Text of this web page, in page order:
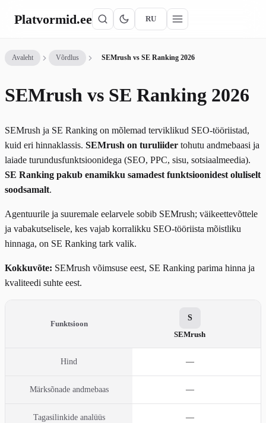
Platvormid.ee RU
Avaleht Võrdlus SEMrush vs SE Ranking 2026
SEMrush vs SE Ranking 2026
SEMrush ja SE Ranking on mõlemad terviklikud SEO-tööriistad,
kuid eri hinnaklassis. SEMrush on turuliider tohutu andmebaasi ja
laiade turundusfunktsioonidega (SEO, PPC, sisu, sotsiaalmeedia).
SE Ranking pakub enamikku samadest funktsioonidest oluliselt
soodsamalt.
Agentuurile ja suuremale eelarvele sobib SEMrush; väikeettevõttele
ja vabakutselisele, kes vajab korralikku SEO-tööriista mõistliku
hinnaga, on SE Ranking tark valik.
Kokkuvõte: SEMrush võimsuse eest, SE Ranking parima hinna ja
kvaliteedi suhte eest.
Funktsioon
S
SEMrush
Hind —
Märksõnade andmebaas —
Tagasilinkide analüüs —